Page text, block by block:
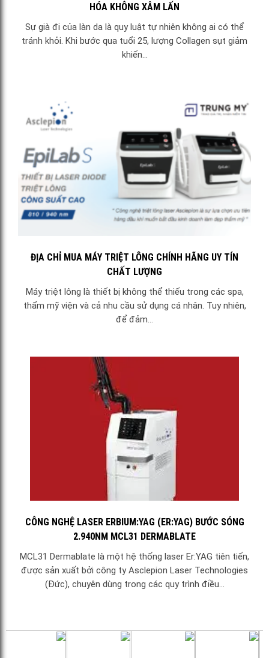
HÓA KHÔNG XÂM LẤN
Sự già đi của làn da là quy luật tự nhiên không ai có thể
tránh khỏi. Khi bước qua tuổi 25, lượng Collagen sụt giảm
khiến...
ĐỊA CHỈ MUA MÁY TRIỆT LÔNG CHÍNH HÃNG UY TÍN
CHẤT LƯỢNG
Máy triệt lông là thiết bị không thể thiếu trong các spa,
thẩm mỹ viện và cả nhu cầu sử dụng cá nhân. Tuy nhiên,
để đảm...
CÔNG NGHỆ LASER ERBIUM:YAG (ER:YAG) BƯỚC SÓNG
2.940NM MCL31 DERMABLATE
MCL31 Dermablate là một hệ thống laser Er:YAG tiên tiến,
được sản xuất bởi công ty Asclepion Laser Technologies
(Đức), chuyên dùng trong các quy trình điều...